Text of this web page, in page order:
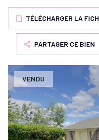
TÉLÉCHARGER LA
PARTAGER CE BIEN
VENDU